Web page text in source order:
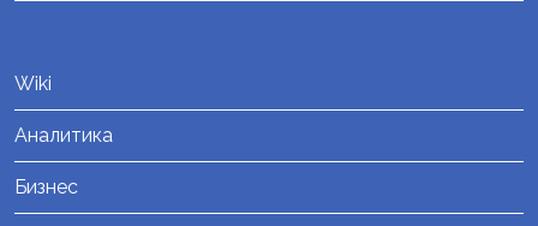
Wiki
Аналитика
Бизнес